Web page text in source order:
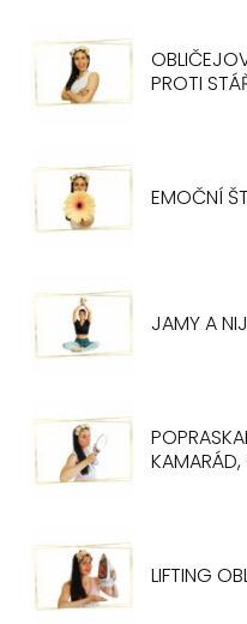
PROTI
EMOČNÍ
JAMY A
LIFTING